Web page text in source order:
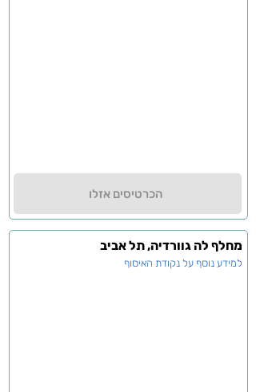
הכרטיסים אזלו
מחלף לה גוורדיה, תל אביב
למידע נוסף על נקודת האיסוף